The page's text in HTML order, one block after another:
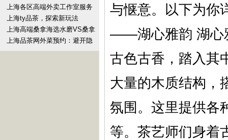
与惬意。以下为你
——湖心雅韵 湖心
古色古香，踏入其
大量的木质结构，
氛围。这里提供各
等。茶艺师们身着
上海各区高端外卖工作室服务
_442
上海ty品茶，探索新玩法
上海高端桑拿海选水磨VS桑拿
房：体验差多少？
上海品茶网外菜预约：避开隐
形消费陷阱